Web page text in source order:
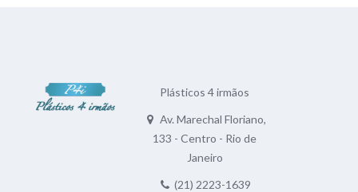
Plásticos 4 irmãos
Av. Marechal Floriano,
133 - Centro - Rio de
Janeiro
(21) 2223-1639